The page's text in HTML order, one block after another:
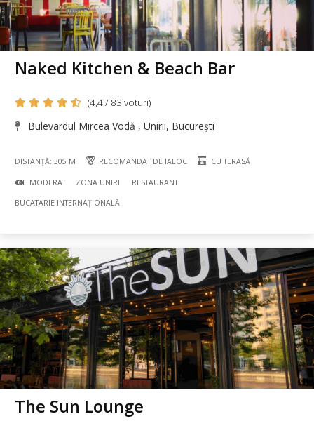
Naked Kitchen & Beach Bar
(4,4 / 83 voturi)
Bulevardul Mircea Vodă , Unirii, București
DISTANȚĂ: 305 M RECOMANDAT DE IALOC CU TERASĂ
MODERAT ZONA UNIRII RESTAURANT
BUCÃTÃRIE INTERNAȚIONALĂ
The Sun Lounge